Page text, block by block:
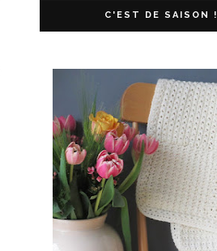
C'EST DE SAISON !